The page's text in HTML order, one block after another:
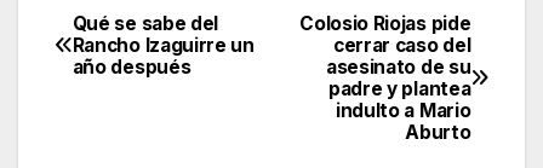
Post
navigation
Colosio Riojas pide
cerrar caso del
asesinato de su
padre y plantea
indulto a Mario
Aburto
Qué se sabe del
Rancho Izaguirre un
año después